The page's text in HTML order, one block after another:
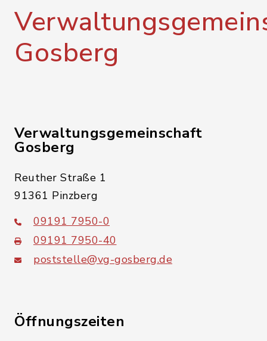
Gosberg
Verwaltungsgemeinschaft
Gosberg
Reuther Straße 1
91361 Pinzberg
09191 7950-0
09191 7950-40
poststelle@vg-gosberg.de
Öffnungszeiten